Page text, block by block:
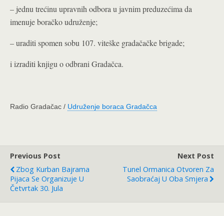
– jednu trećinu upravnih odbora u javnim preduzećima da
imenuje boračko udruženje;
– uraditi spomen sobu 107. viteške gradačačke brigade;
i izraditi knjigu o odbrani Gradačca.
Radio Gradačac / Udruženje boraca Gradačca
Previous Post
Zbog Kurban Bajrama
Pijaca Se Organizuje U
Četvrtak 30. Jula
Next Post
Tunel Ormanica Otvoren Za
Saobraćaj U Oba Smjera